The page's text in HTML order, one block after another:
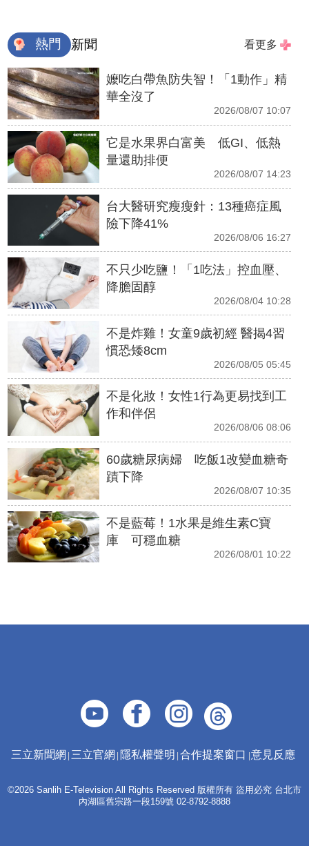
熱門 新聞 看更多
嬤吃白帶魚防失智！「1動作」精
華全沒了
2026/08/07 10:07
它是水果界白富美 低GI、低熱
量還助排便
2026/08/07 14:23
台大醫研究瘦瘦針：13種癌症風
險下降41%
2026/08/06 16:27
不只少吃鹽！「1吃法」控血壓、
降膽固醇
2026/08/04 10:28
不是炸雞！女童9歲初經 醫揭4習
慣恐矮8cm
2026/08/05 05:45
不是化妝！女性1行為更易找到工
作和伴侶
2026/08/06 08:06
60歲糖尿病婦 吃飯1改變血糖奇
蹟下降
2026/08/07 10:35
不是藍莓！1水果是維生素C寶
庫 可穩血糖
2026/08/01 10:22
三立新聞網 三立官網 隱私權聲明 合作提案窗口 意見反應
©2026 Sanlih E-Television All Rights Reserved 版權所有 盜用必究 台北市
內湖區舊宗路一段159號 02-8792-8888